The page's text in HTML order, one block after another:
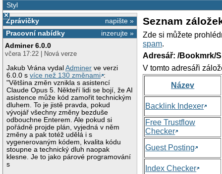
Styl
×
napište »
Zprávičky
inzerujte »
Pracovní nabídky
Adminer 6.0.0
včera 17:22 | Nová verze
Jakub Vrána vydalAdminer ve verzi
6.0.0 svíce než 130 změnami :
"Většina změn vznikla s asistencí
Claude Opus 5. Někteří lidi se bojí, že AI
asistence může kód zamořit technickým
dluhem. To je jistě pravda, pokud
vývojář všechny změny bezduše
odbouchne Enterem. Ale pokud si
pořádně projde plán, vyjedná v něm
změny a pak totéž udělá i s
vygenerovaným kódem, kvalita kódu
stoupne a technický dluh naopak
klesne. Je to jako párové programování
s
Seznam
Zde si můžete
spam.
Adresář: /Bookmrk/
V tomto adresáři
Název
Backlink Indexer
Free Trustflow
Checker
Guest Posting
Index Checker